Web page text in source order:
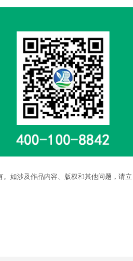
如涉及作品内容、版权和其他问题，请立